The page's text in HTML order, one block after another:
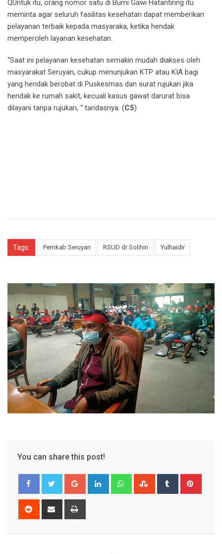
QUntuk itu, orang nomor satu di Bumi Gawi Hatantiring itu
meminta agar seluruh fasilitas kesehatan dapat memberikan
pelayanan terbaik kepada masyaraka, ketika hendak
memperoleh layanan kesehatan.
“Saat ini pelayanan kesehatan semakin mudah diakses oleh
masyarakat Seruyan, cukup menunjukan KTP atau KIA bagi
yang hendak berobat di Puskesmas dan surat rujukan jika
hendak ke rumah sakit, kecuali kasus gawat darurat bisa
dilayani tanpa rujukan, “ tandasnya. (C5)
Tags: Pemkab Seruyan RSUD dr Solihin Yulhaidir
You can share this post!
Google+ LinkedIn WhatsappStumbleUpon
Tumblr
Reddit
Share